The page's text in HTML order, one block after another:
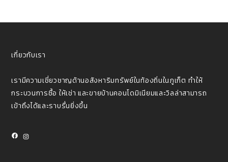
เกี่ยวกับเรา
เรามีความเชี่ยวชาญด้านอสังหาริมทรัพย์ในท้องถิ่นในภูเก็ต ทําให้
กระบวนการซื้อ ให้เช่า และขายบ้านคอนโดมิเนียมและวิลล่าสามารถ
เข้าถึงได้และราบรื่นยิ่งขึ้น
Facebook
Instagram